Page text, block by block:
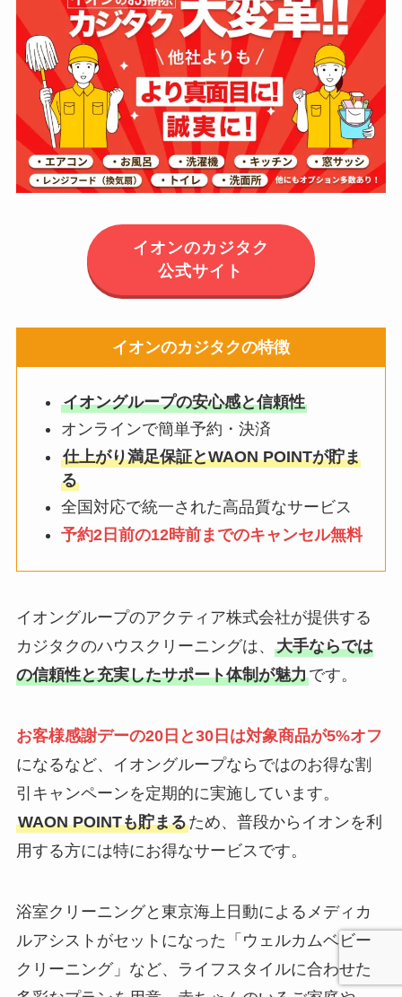
イオンのカジタク
公式サイト
イオンのカジタクの特徴
イオングループの安心感と信頼性
オンラインで簡単予約・決済
仕上がり満足保証とWAON POINTが貯ま
る
全国対応で統一された高品質なサービス
予約2日前の12時前までのキャンセル無料
イオングループのアクティア株式会社が提供する
カジタクのハウスクリーニングは、 大手ならでは
の信頼性と充実したサポート体制が魅力です。
お客様感謝デーの20日と30日は対象商品が5%オフ
になるなど、イオングループならではのお得な割
引キャンペーンを定期的に実施しています。
WAON POINTも貯まるため、普段からイオンを利
用する方には特にお得なサービスです。
浴室クリーニングと東京海上日動によるメディカ
ルアシストがセットになった「ウェルカムベビー
クリーニング」など、ライフスタイルに合わせた